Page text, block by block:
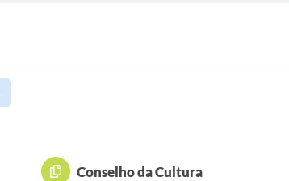
Conselho da Cultura